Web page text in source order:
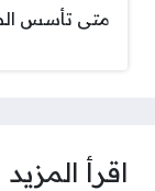
متى تأسس
اقرأ